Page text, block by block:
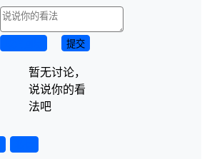
提交
暂无讨论，
说说你的看
法吧